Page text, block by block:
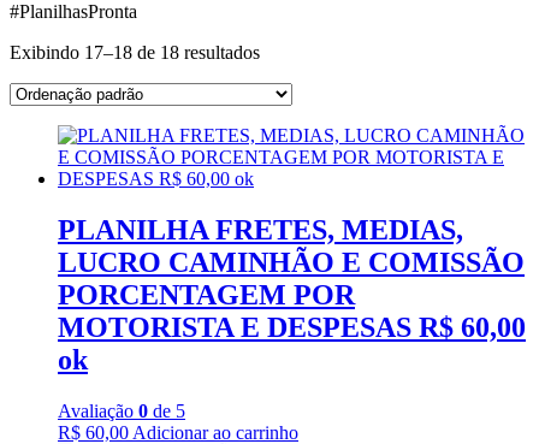
#PlanilhasPronta
Exibindo 17–18 de 18 resultados
PLANILHA FRETES, MEDIAS,
LUCRO CAMINHÃO E COMISSÃO
PORCENTAGEM POR
MOTORISTA E DESPESAS R$ 60,00
ok
Avaliação 0 de 5
R$ 60,00 Adicionar ao carrinho